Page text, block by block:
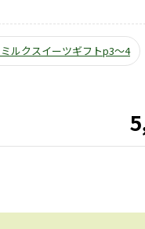
ルクスイーツギフトp3～4